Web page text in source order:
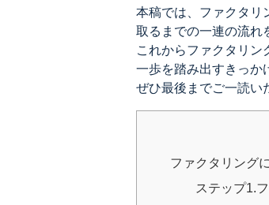
本稿では、ファクタリ
取るまでの一連の流れ
これからファクタリン
一歩を踏み出すきっか
ぜひ最後までご一読い
ファクタリング
ステップ1.